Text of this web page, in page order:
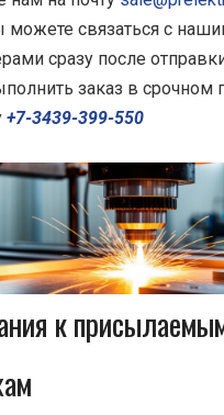
можете связаться с
сразу после
заказ в срочном
+7-3439-399-550
к